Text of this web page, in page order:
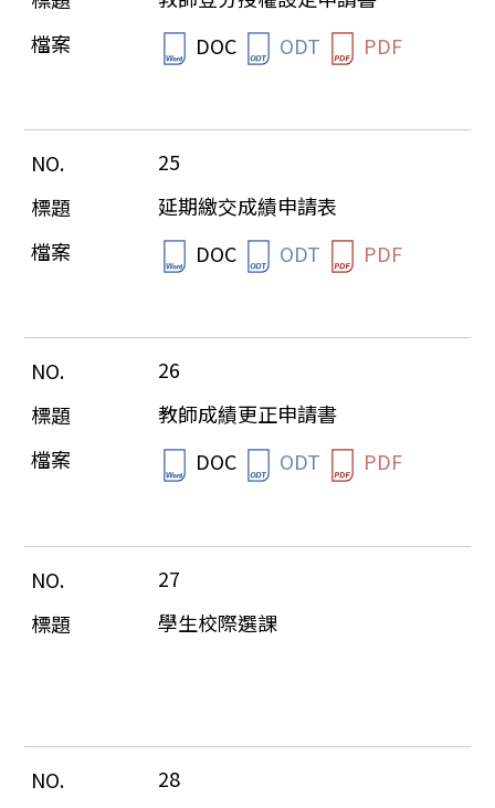
DOC
ODT PDF
25
延期繳交成績申請表
DOC
ODT PDF
26
教師成績更正申請書
DOC
ODT PDF
27
學生校際選課
28